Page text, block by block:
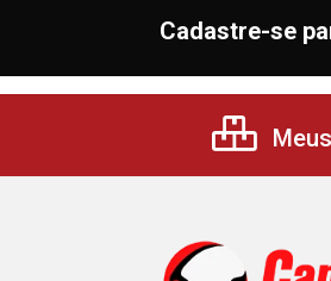
Cadastre-se